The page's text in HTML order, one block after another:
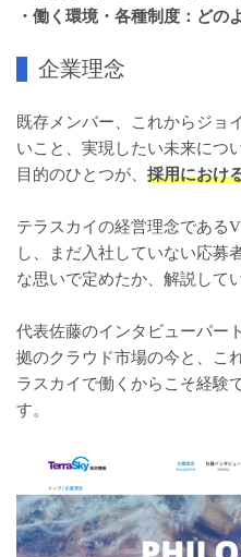
・働く環境・各種制度：どの
企業理念
既存メンバー、これからジョ
いこと、実現したい未来につ
目的のひとつが、 採用におけ
テラスカイの経営理念である
し、まだ入社していない応募
な思いで定めたか、解説して
代表佐藤のインタビューパー
拠のクラウド市場の今と、こ
ラスカイで働くからこそ経験
す。